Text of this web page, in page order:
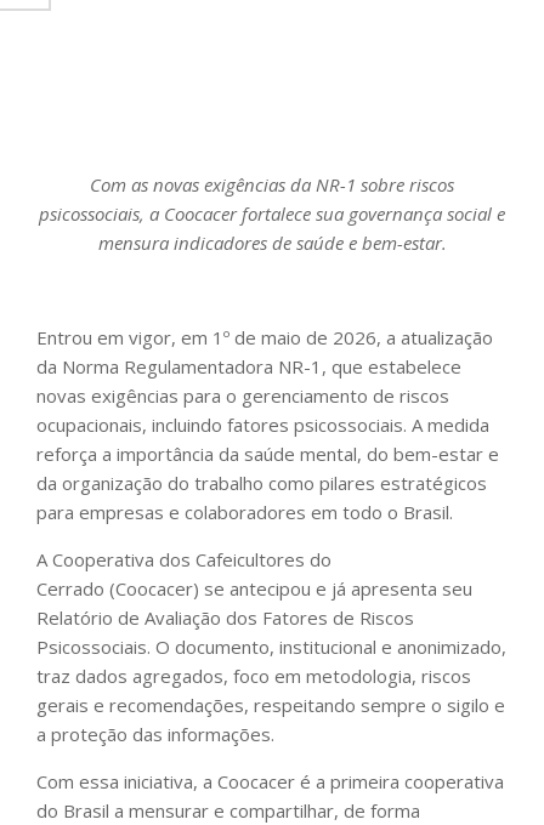
Com as novas exigências da NR-1 sobre riscos
psicossociais, a Coocacer fortalece sua governança social e
mensura indicadores de saúde e bem-estar.
Entrou em vigor, em 1º de maio de 2026, a atualização
da Norma Regulamentadora NR-1, que estabelece
novas exigências para o gerenciamento de riscos
ocupacionais, incluindo fatores psicossociais. A medida
reforça a importância da saúde mental, do bem-estar e
da organização do trabalho como pilares estratégicos
para empresas e colaboradores em todo o Brasil.
A Cooperativa dos Cafeicultores do
Cerrado (Coocacer) se antecipou e já apresenta seu
Relatório de Avaliação dos Fatores de Riscos
Psicossociais. O documento, institucional e anonimizado,
traz dados agregados, foco em metodologia, riscos
gerais e recomendações, respeitando sempre o sigilo e
a proteção das informações.
Com essa iniciativa, a Coocacer é a primeira cooperativa
do Brasil a mensurar e compartilhar, de forma